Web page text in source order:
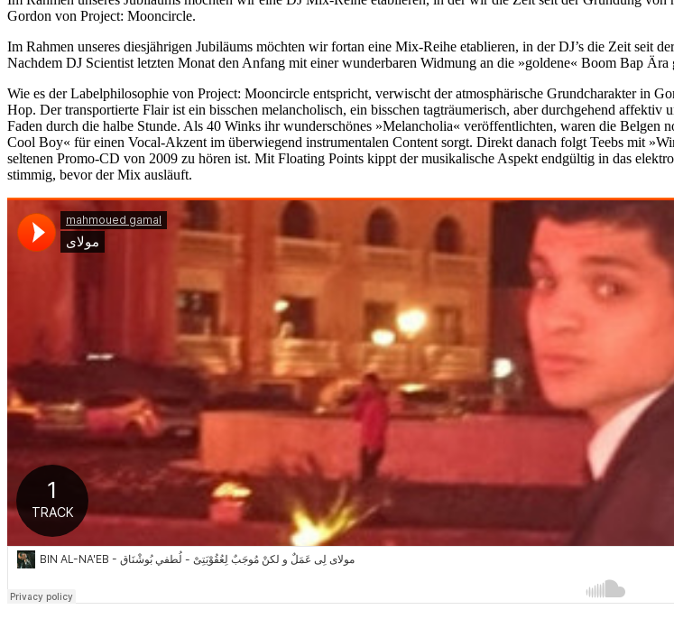
Gordon von Project: Mooncircle.
Im Rahmen unseres diesjährigen Jubiläums möchten wir fortan eine Mix-Reihe etablieren, in der DJ’s die Zeit seit
Nachdem DJ Scientist letzten Monat den Anfang mit einer wunderbaren Widmung an die »goldene« Boom Bap
Wie es der Labelphilosophie von Project: Mooncircle entspricht, verwischt der atmosphärische Grundcharakter in
Hop. Der transportierte Flair ist ein bisschen melancholisch, ein bisschen tagträumerisch, aber durchgehend
Faden durch die halbe Stunde. Als 40 Winks ihr wunderschönes »Melancholia« veröffentlichten, waren die
Cool Boy« für einen Vocal-Akzent im überwiegend instrumentalen Content sorgt. Direkt danach folgt Teebs mit
seltenen Promo-CD von 2009 zu hören ist. Mit Floating Points kippt der musikalische Aspekt endgültig in das
stimmig, bevor der Mix ausläuft.